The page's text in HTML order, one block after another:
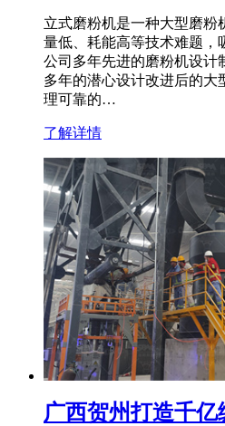
立式磨粉机是一种大型磨粉
量低、耗能高等技术难题，
公司多年先进的磨粉机设计
多年的潜心设计改进后的大
理可靠的…
了解详情
广西贺州打造千亿